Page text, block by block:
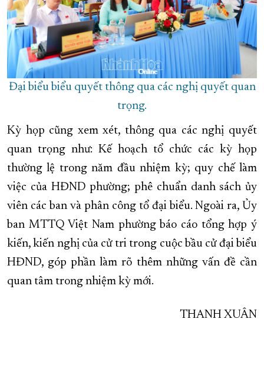
Đại biểu biểu quyết thông qua các nghị quyết quan
trọng.
Kỳ họp cũng xem xét, thông qua các nghị quyết
quan trọng như: Kế hoạch tổ chức các kỳ họp
thường lệ trong năm đầu nhiệm kỳ; quy chế làm
việc của HĐND phường; phê chuẩn danh sách ủy
viên các ban và phân công tổ đại biểu. Ngoài ra, Ủy
ban MTTQ Việt Nam phường báo cáo tổng hợp ý
kiến, kiến nghị của cử tri trong cuộc bầu cử đại biểu
HĐND, góp phần làm rõ thêm những vấn đề cần
quan tâm trong nhiệm kỳ mới.
THANH XUÂN